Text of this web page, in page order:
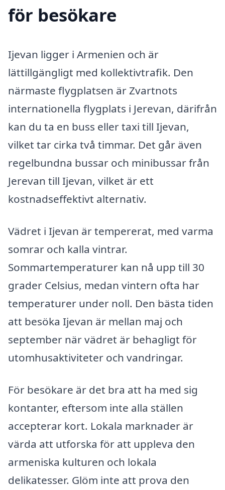
för besökare
Ijevan ligger i Armenien och är
lättillgängligt med kollektivtrafik. Den
närmaste flygplatsen är Zvartnots
internationella flygplats i Jerevan, därifrån
kan du ta en buss eller taxi till Ijevan,
vilket tar cirka två timmar. Det går även
regelbundna bussar och minibussar från
Jerevan till Ijevan, vilket är ett
kostnadseffektivt alternativ.
Vädret i Ijevan är tempererat, med varma
somrar och kalla vintrar.
Sommartemperaturer kan nå upp till 30
grader Celsius, medan vintern ofta har
temperaturer under noll. Den bästa tiden
att besöka Ijevan är mellan maj och
september när vädret är behagligt för
utomhusaktiviteter och vandringar.
För besökare är det bra att ha med sig
kontanter, eftersom inte alla ställen
accepterar kort. Lokala marknader är
värda att utforska för att uppleva den
armeniska kulturen och lokala
delikatesser. Glöm inte att prova den